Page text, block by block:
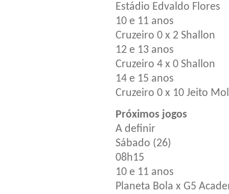
Estádio Edvaldo Flores
10 e 11 anos
Cruzeiro 0 x 2 Shallon
12 e 13 anos
Cruzeiro 4 x 0 Shallon
14 e 15 anos
Cruzeiro 0 x 10 Jeito
Próximos jogos
A definir
Sábado (26)
08h15
10 e 11 anos
Planeta Bola x G5